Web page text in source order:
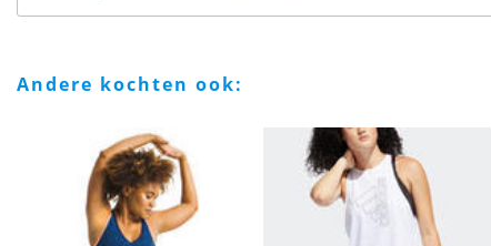
andere kochten ook: